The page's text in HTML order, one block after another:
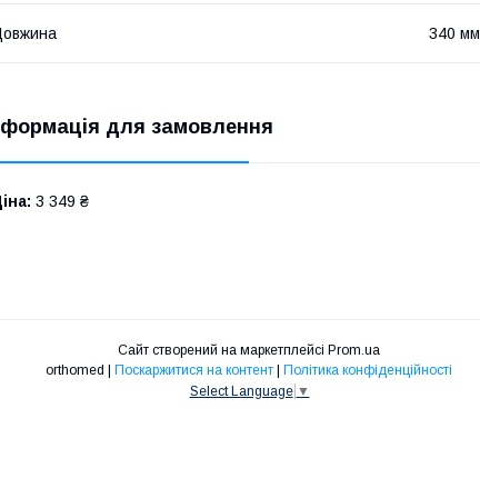
340 мм
для замовлення
3 349 ₴
Сайт створений на маркетплейсі Prom.ua
Поскаржитися на контент
Політика конфіденційності
Select Language ▼